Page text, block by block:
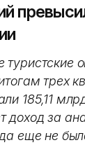
туристские
трех
185,11
доход за
еще не